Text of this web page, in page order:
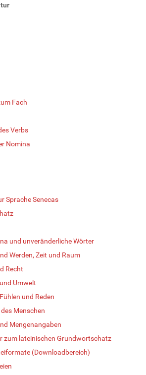
Fach
Verbs
Nomina
Sprache Senecas
und unveränderliche Wörter
Werden, Zeit und Raum
Recht
Umwelt
und Reden
Menschen
Mengenangaben
zum lateinischen Grundwortschatz
(Downloadbereich)